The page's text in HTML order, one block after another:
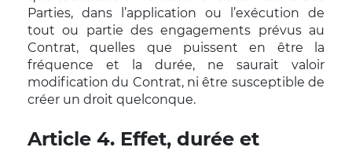
Parties, dans l’application ou l’exécution de
tout ou partie des engagements prévus au
Contrat, quelles que puissent en être la
fréquence et la durée, ne saurait valoir
modification du Contrat, ni être susceptible de
créer un droit quelconque.
Article 4. Effet, durée et